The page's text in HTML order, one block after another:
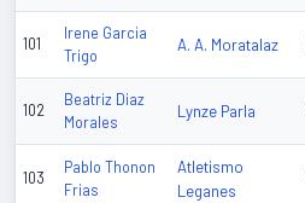
101
Irene Garcia
Trigo
A. A. Moratalaz
102
Beatriz Diaz
Morales
Lynze Parla
103
Pablo Thonon
Frias
Atletismo
Leganes